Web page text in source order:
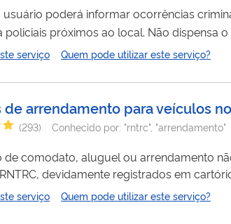
poderá informar ocorrências
próximos ao local. Não dispensa
serviço Quem pode utilizar este serviço?
arrendamento para veículos no
(293) Conhecido por: "rntrc", "arrendamento"
de comodato, aluguel ou arrendamento
devidamente registrados em
aluguel ou arrendamento
serviço Quem pode utilizar este serviço?